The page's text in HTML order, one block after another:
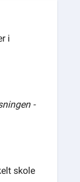
i
-
skole